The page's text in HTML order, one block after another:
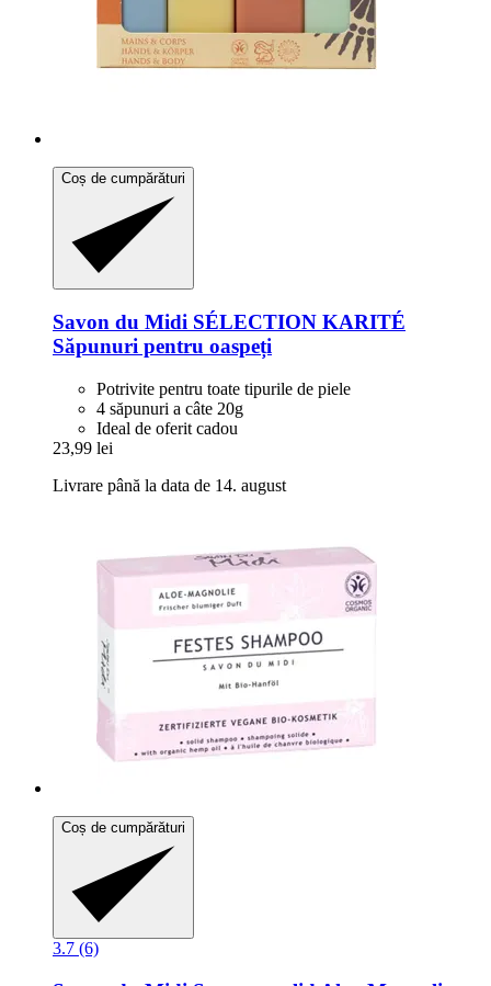
Coș de cumpărături
Savon du Midi SÉLECTION KARITÉ
Săpunuri pentru oaspeți
Potrivite pentru toate tipurile de piele
4 săpunuri a câte 20g
Ideal de oferit cadou
23,99 lei
Livrare până la data de 14. august
Coș de cumpărături
3.7 (6)